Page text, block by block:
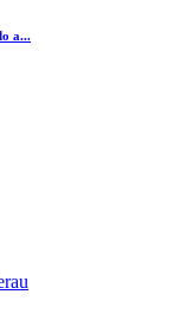
a...